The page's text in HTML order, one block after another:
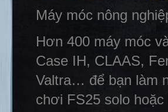
Máy móc nông
Hơn 400 máy móc
Case IH, CLAAS,
Valtra… để bạn làm
chơi FS25 solo